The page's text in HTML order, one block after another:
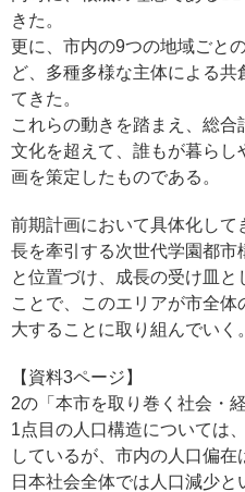
きた。
更に、市内の9つの地域ごと
ど、多種多様な主体による
てきた。
これらの動きを踏まえ、総
文化を超えて、誰もが暮ら
画を策定したものである。
前期計画において具体化し
長を牽引する次世代学園都市
と位置づけ、成長の受け皿
ことで、このエリアが市全
大することに取り組んでいく。
【資料3ページ】
2の「本市を取り巻く社会・
1点目の人口構造については
しているが、市内の人口偏在
日本社会全体では人口減少